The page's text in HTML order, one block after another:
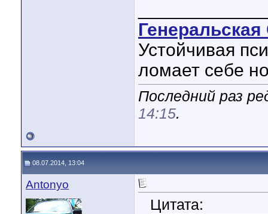
Устойчивая
ломает себе
Последний раз
14:15.
08.07.2014, 13:04
Antonyo
Цитата: